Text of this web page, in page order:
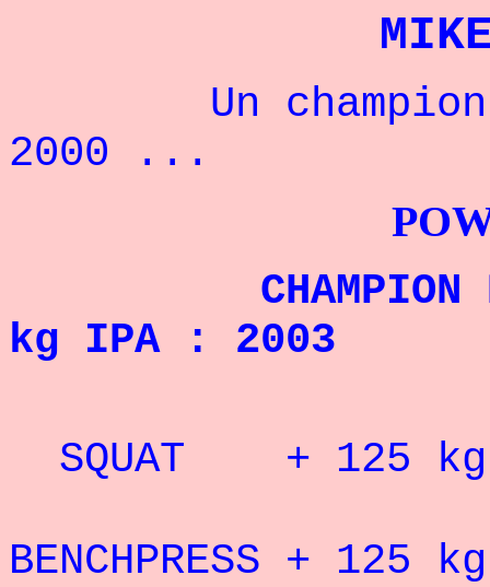
Un champion
2000 ...
CHAMPION
kg IPA : 2003
SQUAT + 125
BENCHPRESS +